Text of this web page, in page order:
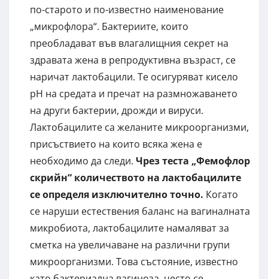
по-старото и по-известно наименование
„микрофлора“. Бактериите, които
преобладават във влагалищния секрет на
здравата жена в репродуктивна възраст, се
наричат лактобацили. Те осигуряват кисело
pH на средата и пречат на размножаването
на други бактерии, дрожди и вируси.
Лактобацилите са желаните микроорганизми,
присъствието на които всяка жена е
необходимо да следи. Чрез теста „Фемофлор
скрийн“ количеството на лактобацилите
се определя изключително точно. Когато
се наруши естествения баланс на вагиналната
микробиота, лактобацилите намаляват за
сметка на увеличаване на различни групи
микроорганизми. Това състояние, известно